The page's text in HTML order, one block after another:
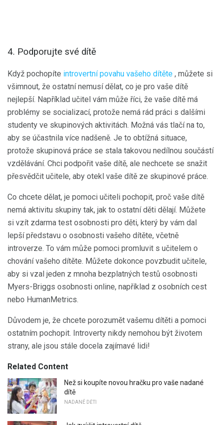
4. Podporujte své dítě
Když pochopíte introvertní povahu vašeho dítěte , můžete si
všimnout, že ostatní nemusí dělat, co je pro vaše dítě
nejlepší. Například učitel vám může říci, že vaše dítě má
problémy se socializací, protože nemá rád práci s dalšími
studenty ve skupinových aktivitách. Možná vás tlačí na to,
aby se účastnila více nadšeně. Je to obtížná situace,
protože skupinová práce se stala takovou nedílnou součástí
vzdělávání. Chci podpořit vaše dítě, ale nechcete se snažit
přesvědčit učitele, aby otekl vaše dítě ze skupinové práce.
Co chcete dělat, je pomoci učiteli pochopit, proč vaše dítě
nemá aktivitu skupiny tak, jak to ostatní děti dělají. Můžete
si vzít zdarma test osobnosti pro děti, který by vám dal
lepší představu o osobnosti vašeho dítěte, včetně
introverze. To vám může pomoci promluvit s učitelem o
chování vašeho dítěte. Můžete dokonce povzbudit učitele,
aby si vzal jeden z mnoha bezplatných testů osobnosti
Myers-Briggs osobnosti online, například z osobních cest
nebo HumanMetrics.
Důvodem je, že chcete porozumět vašemu dítěti a pomoci
ostatním pochopit. Introverty nikdy nemohou být životem
strany, ale jsou stále docela zajímavé lidi!
Related Content
Než si koupíte novou hračku pro vaše nadané
dítě
NADANÉ DĚTI